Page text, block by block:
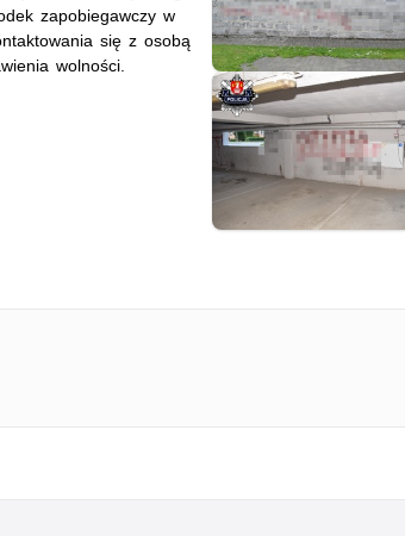
zapobiegawczy w
się z osobą
wolności.